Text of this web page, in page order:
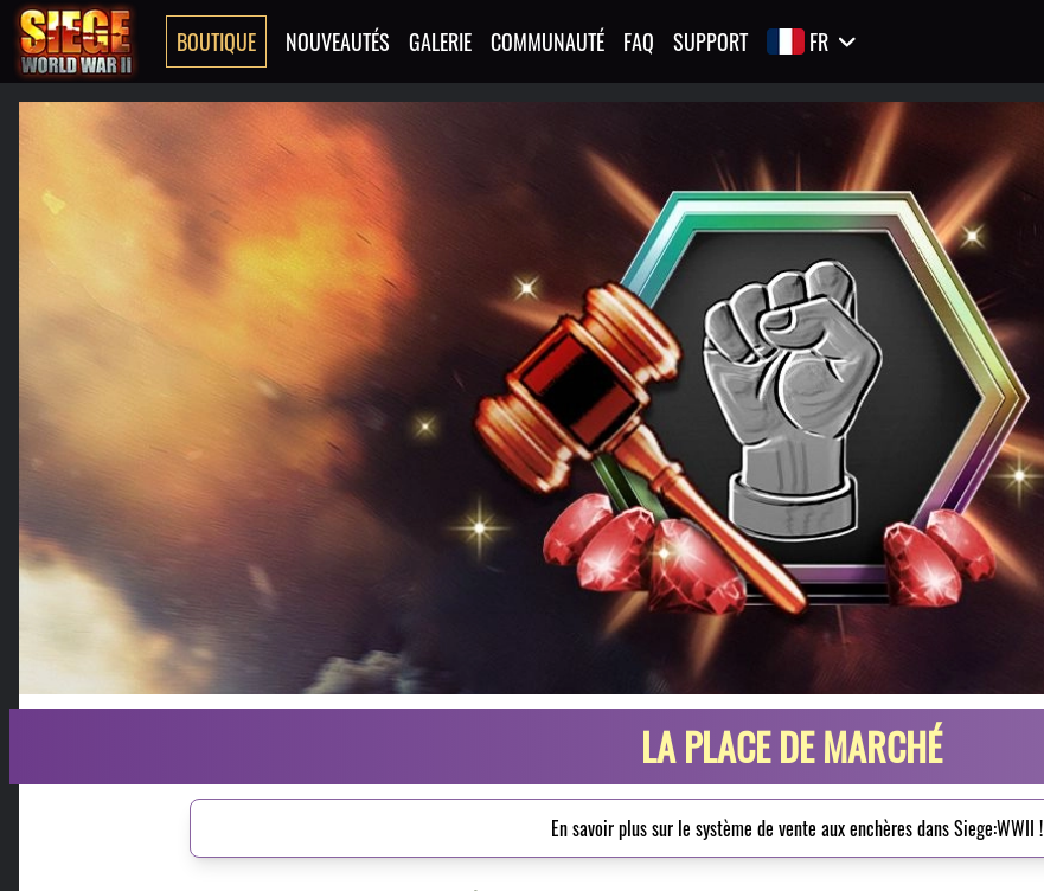
BOUTIQUE NOUVEAUTÉS GALERIE COMMUNAUTÉ FAQ SUPPORT FR
LA PLACE DE MARCHÉ
En savoir plus sur le système de vente aux enchères dans Siege:WWII !